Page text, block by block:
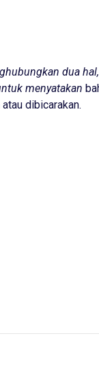
dua
menyatakan
dibicarakan.